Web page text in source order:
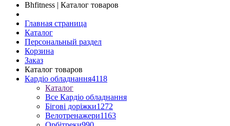
Bhfitness | Каталог товаров
Главная страница
Каталог
Персональный раздел
Корзина
Заказ
Каталог товаров
Кардіо обладнання4118
Каталог
Все Кардіо обладнання
Бігові доріжки1272
Велотренажери1163